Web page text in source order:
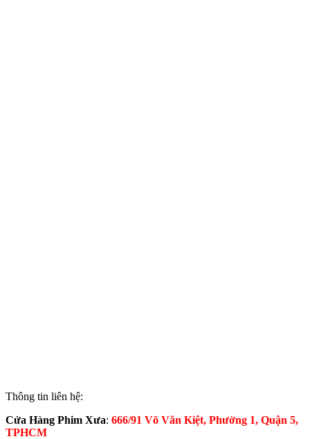
Thông tin liên hệ:
Cửa Hàng Phim Xưa: 666/91 Võ Văn Kiệt, Phường 1, Quận 5,
TPHCM